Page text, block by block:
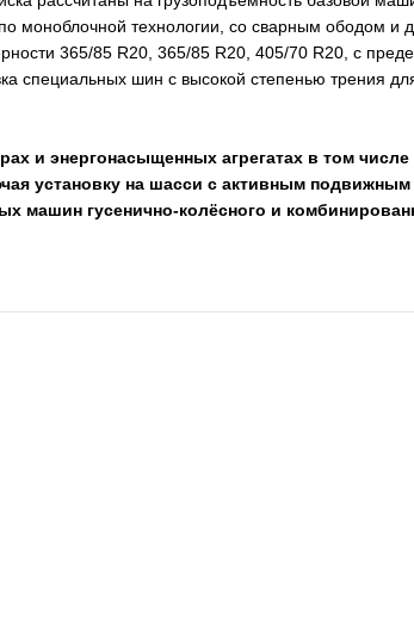
моноблочной технологии, со сварным ободом и
365/85 R20, 365/85 R20, 405/70 R20, с
специальных шин с высокой степенью трения
и энергонасыщенных агрегатах в том числе
установку на шасси с активным
машин гусенично-колёсного и